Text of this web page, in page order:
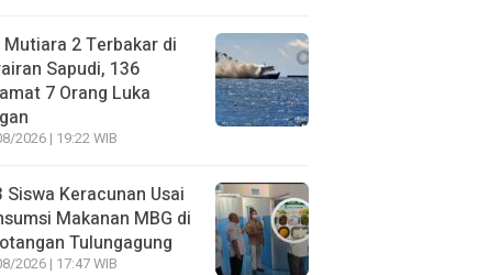
Mutiara 2 Terbakar di
Sapudi, 136
7 Orang Luka
2026 | 19:22 WIB
Siswa Keracunan Usai
Makanan MBG di
Tulungagung
2026 | 17:47 WIB